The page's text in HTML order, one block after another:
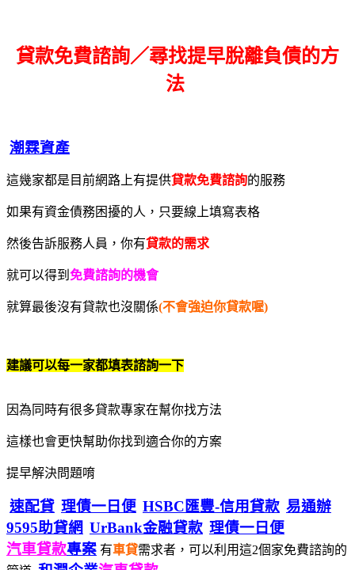
貸款免費諮詢／尋找提早脫離負債的方
法
潮霖資產
這幾家都是目前網路上有提供貸款免費諮詢的服務
如果有資金債務困擾的人，只要線上填寫表格
然後告訴服務人員，你有貸款的需求
就可以得到 免費諮詢的機會
就算最後沒有貸款也沒關係(不會強迫你貸款喔)
建議可以每一家都填表諮詢一下
因為同時有很多貸款專家在幫你找方法
這樣也會更快幫助你找到適合你的方案
提早解決問題唷
速配貸 理債一日便 HSBC匯豐-信用貸款 易通辦
9595助貸網 UrBank金融貸款 理債一日便
汽車貸款專案 有車貸需求者，可以利用這2個家免費諮詢的